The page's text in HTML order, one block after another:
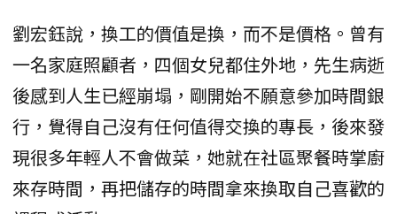
劉宏鈺說，換工的價值是換，而不是價格。曾有
一名家庭照顧者，四個女兒都住外地，先生病逝
後感到人生已經崩塌，剛開始不願意參加時間銀
行，覺得自己沒有任何值得交換的專長，後來發
現很多年輕人不會做菜，她就在社區聚餐時掌廚
來存時間，再把儲存的時間拿來換取自己喜歡的